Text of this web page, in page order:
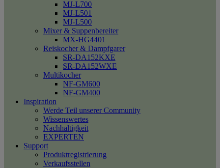
MJ-L700
MJ-L501
MJ-L500
Mixer & Suppenbereiter
MX-HG4401
Reiskocher & Dampfgarer
SR-DA152KXE
SR-DA152WXE
Multikocher
NF-GM600
NF-GM400
Inspiration
Werde Teil unserer Community
Wissenswertes
Nachhaltigkeit
EXPERTEN
Support
Produktregistrierung
Verkaufsstellen